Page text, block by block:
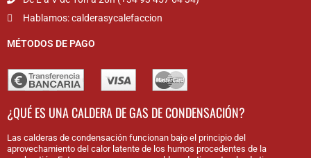
Hablamos: calderasycalefaccion
MÉTODOS DE PAGO
¿QUÉ ES UNA CALDERA DE GAS DE CONDENSACIÓN?
Las calderas de condensación funcionan bajo el principio del
aprovechamiento del calor latente de los humos procedentes de la